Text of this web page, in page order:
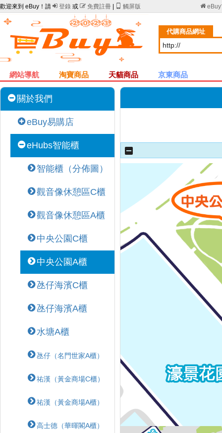
歡迎來到 eBuy！請  登錄 或  免費註冊 觸屏版 eBuy
代購商品網址
網站導航 淘寶商品 天貓商品 京東商品
關於我們
eBuy易購店
eHubs智能櫃
智能櫃（分佈圖）
觀音像休憩區C櫃
觀音像休憩區A櫃
中央公園C櫃
中央公園A櫃
氹仔海濱C櫃
氹仔海濱A櫃
水塘A櫃
氹仔（名門世家A櫃）
祐漢（黃金商場C櫃）
祐漢（黃金商場A櫃）
高士德（華暉閣A櫃）